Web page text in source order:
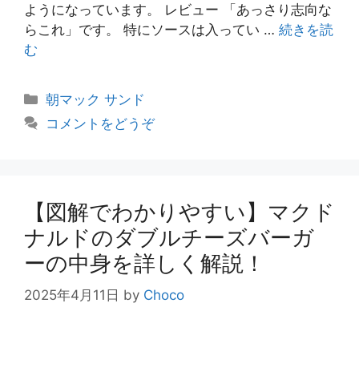
ようになっています。 レビュー 「あっさり志向な
らこれ」です。 特にソースは入ってい … 続きを読
む
カ
朝マック サンド
コメントをどうぞ
【図解でわかりやすい】マクド
ナルドのダブルチーズバーガ
ーの中身を詳しく解説！
2025年4月11日 by Choco